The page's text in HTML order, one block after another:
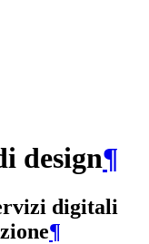
design¶
digitali
¶